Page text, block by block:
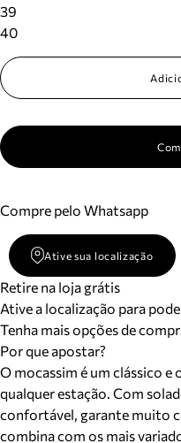
39
40
Compre pelo Whatsapp
Ative sua localização
Retire na loja grátis
Ative a localização para
Tenha mais opções de
Por que apostar?
O mocassim é um clássico e
qualquer estação. Com
confortável, garante muito
combina com os mais